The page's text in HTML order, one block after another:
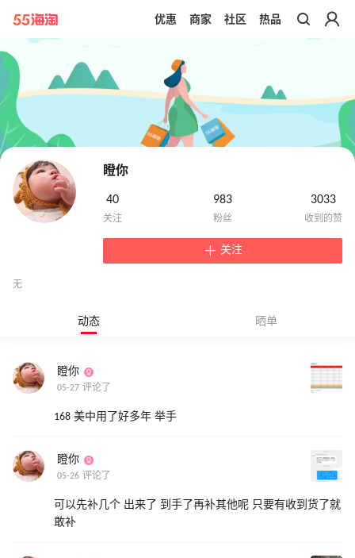
带你去官网买正品
优惠 商家 社区 热品
瞪你
40 983 3033
关注
无
动态 晒单
瞪你
05-27 评论了
168 美中用了好多年 举手
瞪你
05-26 评论了
可以先补几个 出来了 到手了再补其他呢 只要有收到货了就
敢补